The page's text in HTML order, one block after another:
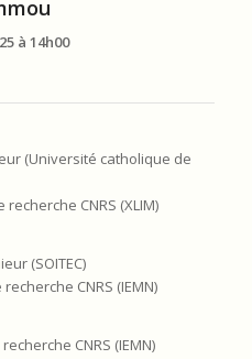
à 14h00
(Université catholique de
CNRS (XLIM)
(SOITEC)
CNRS (IEMN)
CNRS (IEMN)